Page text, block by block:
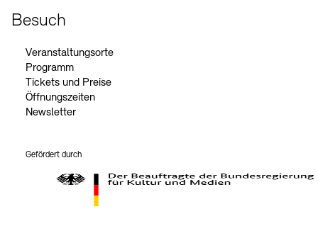
Besuch
Veranstaltungsorte
Programm
Tickets und Preise
Öffnungszeiten
Newsletter
Gefördert durch